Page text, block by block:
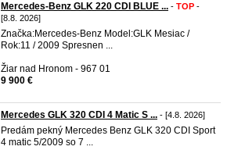
Mercedes-Benz GLK 220 CDI BLUE ... - TOP -
[8.8. 2026]
Značka:Mercedes-Benz Model:GLK Mesiac /
Rok:11 / 2009 Spresnen ...
Žiar nad Hronom - 967 01
9 900 €
Mercedes GLK 320 CDI 4 Matic S ... - [4.8. 2026]
Predám pekný Mercedes Benz GLK 320 CDI Sport
4 matic 5/2009 so 7 ...